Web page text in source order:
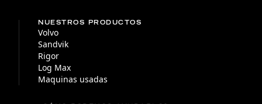
NUESTROS PRODUCTOS
Volvo
Sandvik
Rigor
Log Max
Maquinas usadas